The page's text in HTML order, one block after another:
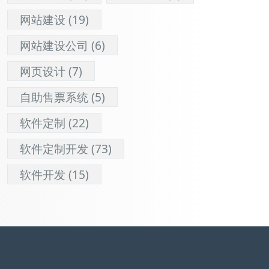
网站建设 (19)
网站建设公司 (6)
网页设计(7)
自助售票系统(5)
软件定制 (22)
软件定制开发 (73)
软件开发 (15)